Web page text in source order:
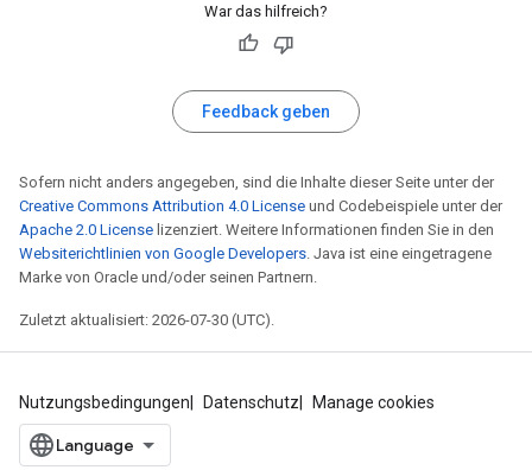
War das hilfreich?
Feedback geben
Sofern nicht anders angegeben, sind die Inhalte dieser Seite unter der
Creative Commons Attribution 4.0 License und Codebeispiele unter der
Apache 2.0 License lizenziert. Weitere Informationen finden Sie in den
Websiterichtlinien von Google Developers . Java ist eine eingetragene
Marke von Oracle und/oder seinen Partnern.
Zuletzt aktualisiert: 2026-07-30 (UTC).
Nutzungsbedingungen Datenschutz Manage cookies